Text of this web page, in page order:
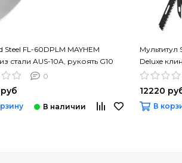
Steel FL-60DPLM MAYHEM
стали AUS-10A, рукоять G10
0
Мультитул
Deluxe
нерж.
12220
В